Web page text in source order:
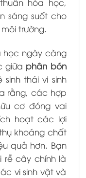
hóa học,
sáng suốt cho
trường.
học ngày càng
giữa phân bón
thái vi sinh
rằng, các hợp
cơ đóng vai
hoạt các lợi
khoáng chất
quả hơn. Bạn
rễ cây chính là
vi sinh vật và